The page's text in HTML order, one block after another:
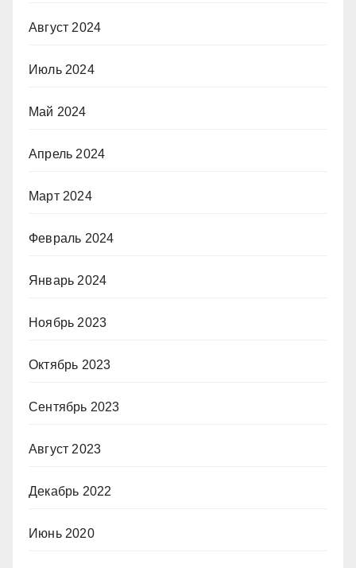
Август 2024
Июль 2024
Май 2024
Апрель 2024
Март 2024
Февраль 2024
Январь 2024
Ноябрь 2023
Октябрь 2023
Сентябрь 2023
Август 2023
Декабрь 2022
Июнь 2020